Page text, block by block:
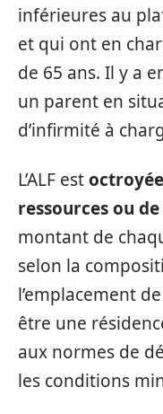
inférieures au
et qui ont en
de 65 ans. Il y a
un parent en
d’infirmité à
L’ALF est
ressources ou
montant de
selon la
l’emplacement
être une
aux normes de
les conditions